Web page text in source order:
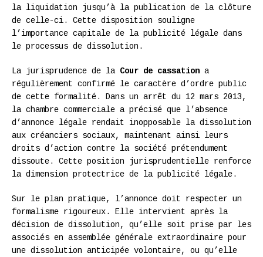
la liquidation jusqu’à la publication de la clôture
de celle-ci. Cette disposition souligne
l’importance capitale de la publicité légale dans
le processus de dissolution.
La jurisprudence de la Cour de cassation a
régulièrement confirmé le caractère d’ordre public
de cette formalité. Dans un arrêt du 12 mars 2013,
la chambre commerciale a précisé que l’absence
d’annonce légale rendait inopposable la dissolution
aux créanciers sociaux, maintenant ainsi leurs
droits d’action contre la société prétendument
dissoute. Cette position jurisprudentielle renforce
la dimension protectrice de la publicité légale.
Sur le plan pratique, l’annonce doit respecter un
formalisme rigoureux. Elle intervient après la
décision de dissolution, qu’elle soit prise par les
associés en assemblée générale extraordinaire pour
une dissolution anticipée volontaire, ou qu’elle